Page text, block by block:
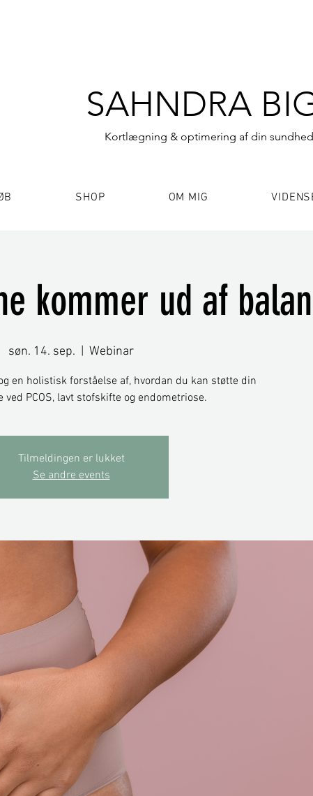
SAHNDRA
Kortlægning & optimering af din
SHOP OM MIG
kommer ud af
søn. 14. sep. Webinar
en holistisk forståelse af, hvordan du kan støtte din
ved PCOS, lavt stofskifte og endometriose.
Tilmeldingen er lukket
Se andre events